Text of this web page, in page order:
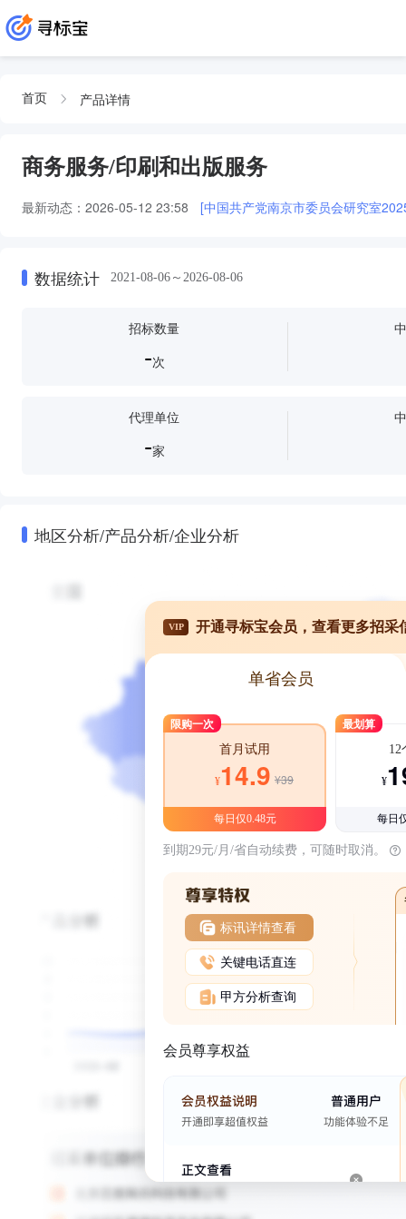
首页 产品详情
商务服务/印刷和出版服务
最新动态： 2026-05-12 23:58 [中国共产党南京市委员会研究室
数据统计 2021-08-06～2026-08-06
招标数量
-次
代理单位
-家
地区分析/产品分析/企业分析
VIP 开通寻标宝会员，查看更多招采
单省会员
限购一次
首月试用
¥14.9 ¥39
每日仅0.48元
最划算
12
¥
每日
到期29元/月/省自动续费，可随时取消。
标讯详情查看
关键电话直连
甲方分析查询
会员尊享权益